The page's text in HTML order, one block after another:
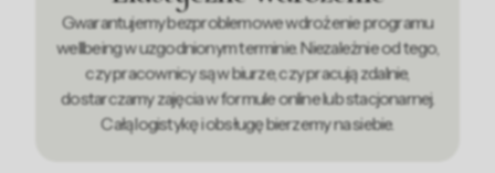
Gwarantujemy bezproblemowe wdrożenie programu
wellbeing w uzgodnionym terminie. Niezależnie od tego,
czy pracownicy są w biurze, czy pracują zdalnie,
dostarczamy zajęcia w formule online lub stacjonarnej.
Całą logistykę i obsługę bierzemy na siebie.